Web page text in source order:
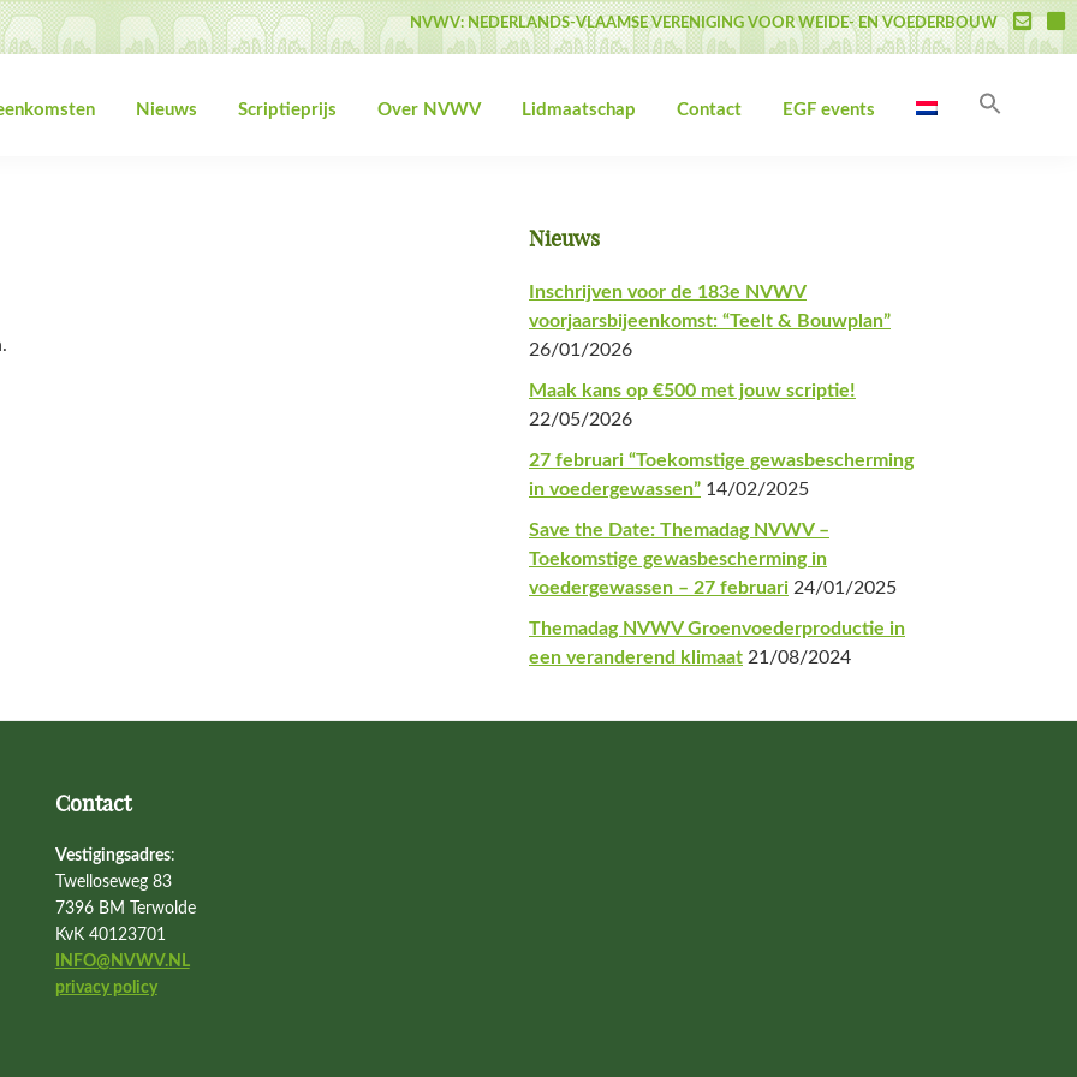
NVWV: NEDERLANDS-VLAAMSE VERENIGING VOOR WEIDE- EN VOEDERBOUW
Nieuws Scriptieprijs Over NVWV Lidmaatschap Contact EGF events
Primaire
Sidebar
Nieuws
Inschrijven voor de 183e NVWV
voorjaarsbijeenkomst: “Teelt & Bouwplan”
26/01/2026
Maak kans op €500 met jouw scriptie!
22/05/2026
27 februari “Toekomstige gewasbescherming
in voedergewassen” 14/02/2025
Save the Date: Themadag NVWV –
Toekomstige gewasbescherming in
voedergewassen – 27 februari 24/01/2025
Themadag NVWV Groenvoederproductie in
een veranderend klimaat 21/08/2024
Contact
Vestigingsadres:
Twelloseweg 83
7396 BM Terwolde
KvK 40123701
INFO@NVWV.NL
privacy policy